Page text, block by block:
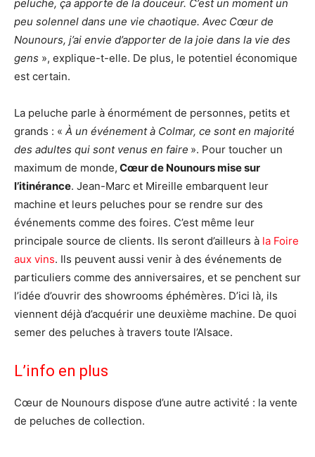
peluche, ça apporte de la douceur. C’est un moment un
peu solennel dans une vie chaotique. Avec Cœur de
Nounours, j’ai envie d’apporter de la joie dans la vie des
gens », explique-t-elle. De plus, le potentiel économique
est certain.
La peluche parle à énormément de personnes, petits et
grands : « À un événement à Colmar, ce sont en majorité
des adultes qui sont venus en faire ». Pour toucher un
maximum de monde, Cœur de Nounours mise sur
l’itinérance. Jean-Marc et Mireille embarquent leur
machine et leurs peluches pour se rendre sur des
événements comme des foires. C’est même leur
principale source de clients. Ils seront d’ailleurs à la Foire
aux vins. Ils peuvent aussi venir à des événements de
particuliers comme des anniversaires, et se penchent sur
l’idée d’ouvrir des showrooms éphémères. D’ici là, ils
viennent déjà d’acquérir une deuxième machine. De quoi
semer des peluches à travers toute l’Alsace.
L’info en plus
Cœur de Nounours dispose d’une autre activité : la vente
de peluches de collection.